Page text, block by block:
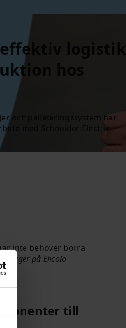
logistik
hos
palleteringssystem har
Electric
inte behöver borra
på Ehcolo
till